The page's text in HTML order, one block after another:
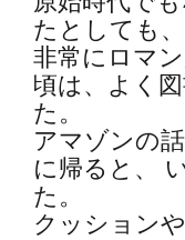
たとしても
非常にロマ
頃は、よく
た。
アマゾンの
に帰ると、
た。
クッション